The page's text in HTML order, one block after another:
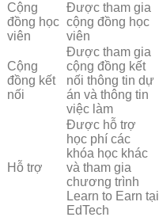
Cộng
đồng học
viên
Được tham gia
cộng đồng học
viên
Cộng
đồng kết
nối
Được tham gia
cộng đồng kết
nối thông tin dự
án và thông tin
việc làm
Hỗ trợ
Được hỗ trợ
học phí các
khóa học khác
và tham gia
chương trình
Learn to Earn tại
EdTech